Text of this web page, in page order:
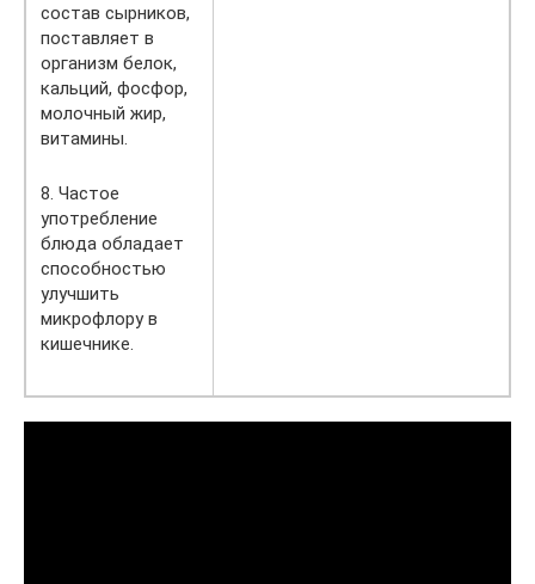
состав сырников,
поставляет в
организм белок,
кальций, фосфор,
молочный жир,
витамины.
8. Частое
употребление
блюда обладает
способностью
улучшить
микрофлору в
кишечнике.